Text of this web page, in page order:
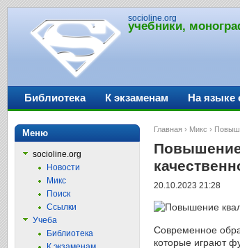
socioline.org
учебники,
Главная › Микс ›
Повышение
20.10.2023 21:28
Современное
которые играют
Библиотека К экзаменам На языке
Меню
socioline.org
Новости
Микс
Поиск
Ссылки
Учеба
Библиотека